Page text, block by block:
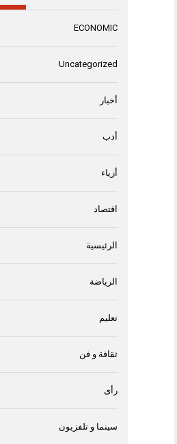
ECONOMIC
Uncategorized
أخبار
أدب
أزياء
اقتصاد
الرئيسية
الرياضة
تعليم
ثقافة و فن
رأى
سينما و تلفزيون